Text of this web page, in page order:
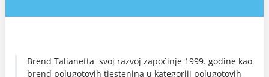
Brend Talianetta svoj razvoj započinje 1999. godine kao
brend polugotovih tjestenina u kategoriji polugotovih